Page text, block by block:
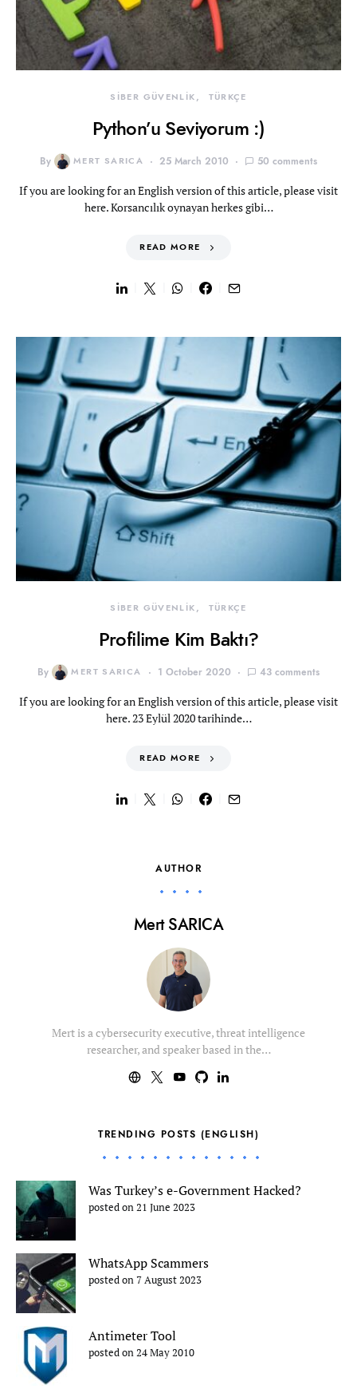
SİBER GÜVENLİK TÜRKÇE
Python’u Seviyorum :)
By MERT SARICA 25 March 2010 50 comments
If you are looking for an English version of this article, please visit
here. Korsancılık oynayan herkes gibi…
READ MORE
SİBER GÜVENLİK TÜRKÇE
Profilime Kim Baktı?
By MERT SARICA 1 October 2020 43 comments
If you are looking for an English version of this article, please visit
here. 23 Eylül 2020 tarihinde…
READ MORE
AUTHOR
Mert SARICA
Mert is a cybersecurity executive, threat intelligence
researcher, and speaker based in the…
TRENDING POSTS (ENGLISH)
Was Turkey’s e-Government Hacked?
posted on 21 June 2023
WhatsApp Scammers
posted on 7 August 2023
Antimeter Tool
posted on 24 May 2010